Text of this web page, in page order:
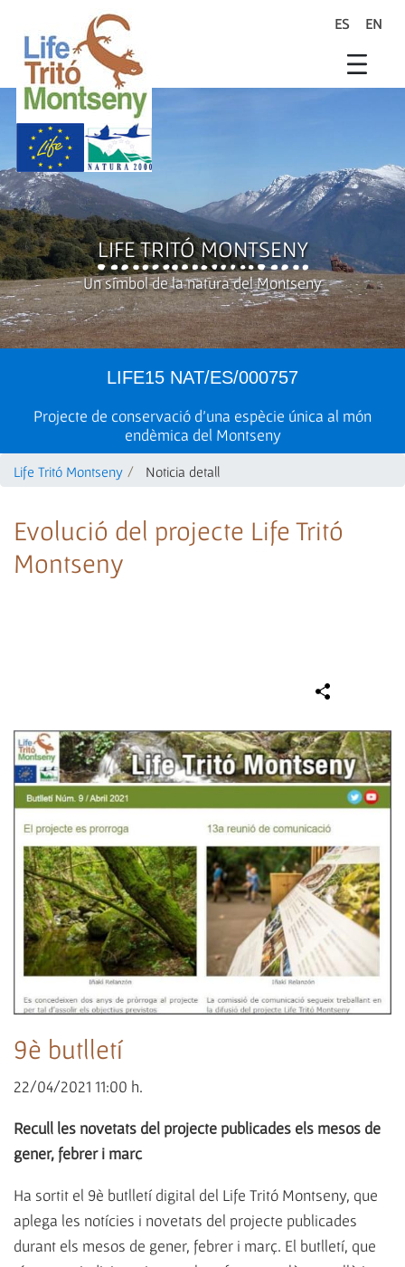
Salta al contingut principal
Life Trit� Montseny
Life Programme
Xarxa Natura
ES EN
LIFE TRITÓ MONTSENY
Un símbol de la natura del Montseny
LIFE15 NAT/ES/000757
Projecte de conservació d'una espècie única al món
endèmica del Montseny
Life Tritó Montseny Noticia detall
Evolució del projecte Life Tritó
Montseny
9è butlletí
22/04/2021 11:00 h.
Recull les novetats del projecte publicades els mesos de
gener, febrer i març
Ha sortit el 9è butlletí digital del Life Tritó Montseny, que
aplega les notícies i novetats del projecte publicades
durant els mesos de gener, febrer i març. El butlletí, que